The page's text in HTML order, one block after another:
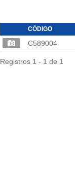
CÓDIGO
C589004
Registros 1 - 1 de 1